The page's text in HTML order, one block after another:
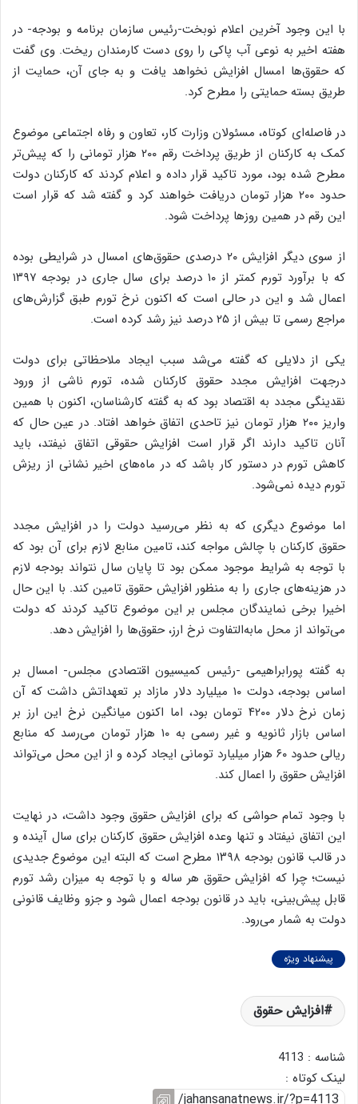
با این وجود آخرین اعلام نوبخت-رئیس سازمان برنامه و بودجه- در
هفته اخیر به نوعی آب پاکی را روی دست کارمندان ریخت. وی گفت
که حقوق‌ها امسال افزایش نخواهد یافت و به جای آن، حمایت از
طریق بسته حمایتی را مطرح کرد.
در فاصله‌ای کوتاه، مسئولان وزارت کار، تعاون و رفاه اجتماعی موضوع
کمک به کارکنان از طریق پرداخت رقم ۲۰۰ هزار تومانی را که پیش‌تر
مطرح شده بود، مورد تاکید قرار داده و اعلام کردند که کارکنان دولت
حدود ۲۰۰ هزار تومان دریافت خواهند کرد و گفته شد که قرار است
این رقم در همین روزها پرداخت شود.
از سوی دیگر افزایش ۲۰ درصدی حقوق‌های امسال در شرایطی بوده
که با برآورد تورم کمتر از ۱۰ درصد برای سال جاری در بودجه ۱۳۹۷
اعمال شد و این در حالی است که اکنون نرخ تورم طبق گزارش‌های
مراجع رسمی تا بیش از ۲۵ درصد نیز رشد کرده است.
یکی از دلایلی که گفته می‌شد سبب ایجاد ملاحظاتی برای دولت
درجهت افزایش مجدد حقوق کارکنان شده، تورم ناشی از ورود
نقدینگی مجدد به اقتصاد بود که به گفته کارشناسان، اکنون با همین
واریز ۲۰۰ هزار تومان نیز تاحدی اتفاق خواهد افتاد. در عین حال که
آنان تاکید دارند اگر قرار است افزایش حقوقی اتفاق نیفتد، باید
کاهش تورم در دستور کار باشد که در ماه‌های اخیر نشانی از ریزش
تورم دیده نمی‌شود.
اما موضوع دیگری که به نظر می‌رسید دولت را در افزایش مجدد
حقوق کارکنان با چالش مواجه کند، تامین منابع لازم برای آن بود که
با توجه به شرایط موجود ممکن بود تا پایان سال نتواند بودجه لازم
در هزینه‌های جاری را به منظور افزایش حقوق تامین کند. با این حال
اخیرا برخی نمایندگان مجلس بر این موضوع تاکید کردند که دولت
می‌تواند از محل مابه‌التفاوت نرخ ارز، حقوق‌ها را افزایش دهد.
به گفته پورابراهیمی -رئیس کمیسیون اقتصادی مجلس- امسال بر
اساس بودجه، دولت ۱۰ میلیارد دلار مازاد بر تعهداتش داشت که آن
زمان نرخ دلار ۴۲۰۰ تومان بود، اما اکنون میانگین نرخ این ارز بر
اساس بازار ثانویه و غیر رسمی به ۱۰ هزار تومان می‌رسد که منابع
ریالی حدود ۶۰ هزار میلیارد تومانی ایجاد کرده و از این محل می‌تواند
افزایش حقوق را اعمال کند.
با وجود تمام حواشی که برای افزایش حقوق وجود داشت، در نهایت
این اتفاق نیفتاد و تنها وعده افزایش حقوق کارکنان برای سال آینده و
در قالب قانون بودجه ۱۳۹۸ مطرح است که البته این موضوع جدیدی
نیست؛ چرا که افزایش حقوق هر ساله و با توجه به میزان رشد تورم
قابل پیش‌بینی، باید در قانون بودجه اعمال شود و جزو وظایف قانونی
دولت به شمار می‌رود.
پیشنهاد ویژه
افزایش حقوق
شناسه : 4113
لینک کوتاه :